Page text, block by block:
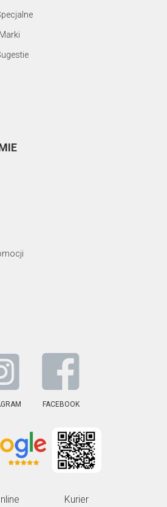
FACEBOOK
Kurier